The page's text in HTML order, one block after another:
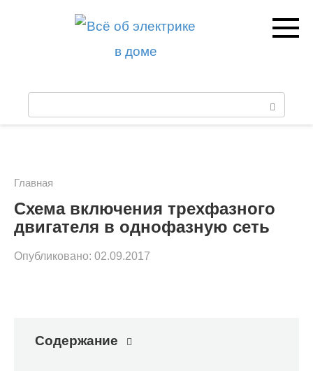
к
:
Главная
Схема включения трехфазного
двигателя в однофазную сеть
Опубликовано: 02.09.2017
Содержание